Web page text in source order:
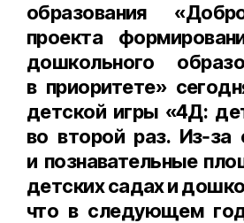
образования
проекта
дошкольного
в приоритете»
детской игры «4Д:
во второй раз.
и познавательные
детских садах и
что в следующем